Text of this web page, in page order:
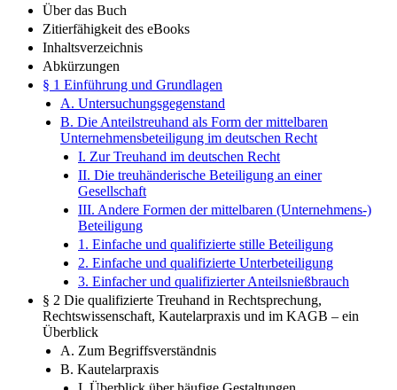
Über das Buch
Zitierfähigkeit des eBooks
Inhaltsverzeichnis
Abkürzungen
§ 1 Einführung und Grundlagen
A. Untersuchungsgegenstand
B. Die Anteilstreuhand als Form der mittelbaren
Unternehmensbeteiligung im deutschen Recht
I. Zur Treuhand im deutschen Recht
II. Die treuhänderische Beteiligung an einer
Gesellschaft
III. Andere Formen der mittelbaren (Unternehmens-)
Beteiligung
1. Einfache und qualifizierte stille Beteiligung
2. Einfache und qualifizierte Unterbeteiligung
3. Einfacher und qualifizierter Anteilsnießbrauch
§ 2 Die qualifizierte Treuhand in Rechtsprechung,
Rechtswissenschaft, Kautelarpraxis und im KAGB – ein
Überblick
A. Zum Begriffsverständnis
B. Kautelarpraxis